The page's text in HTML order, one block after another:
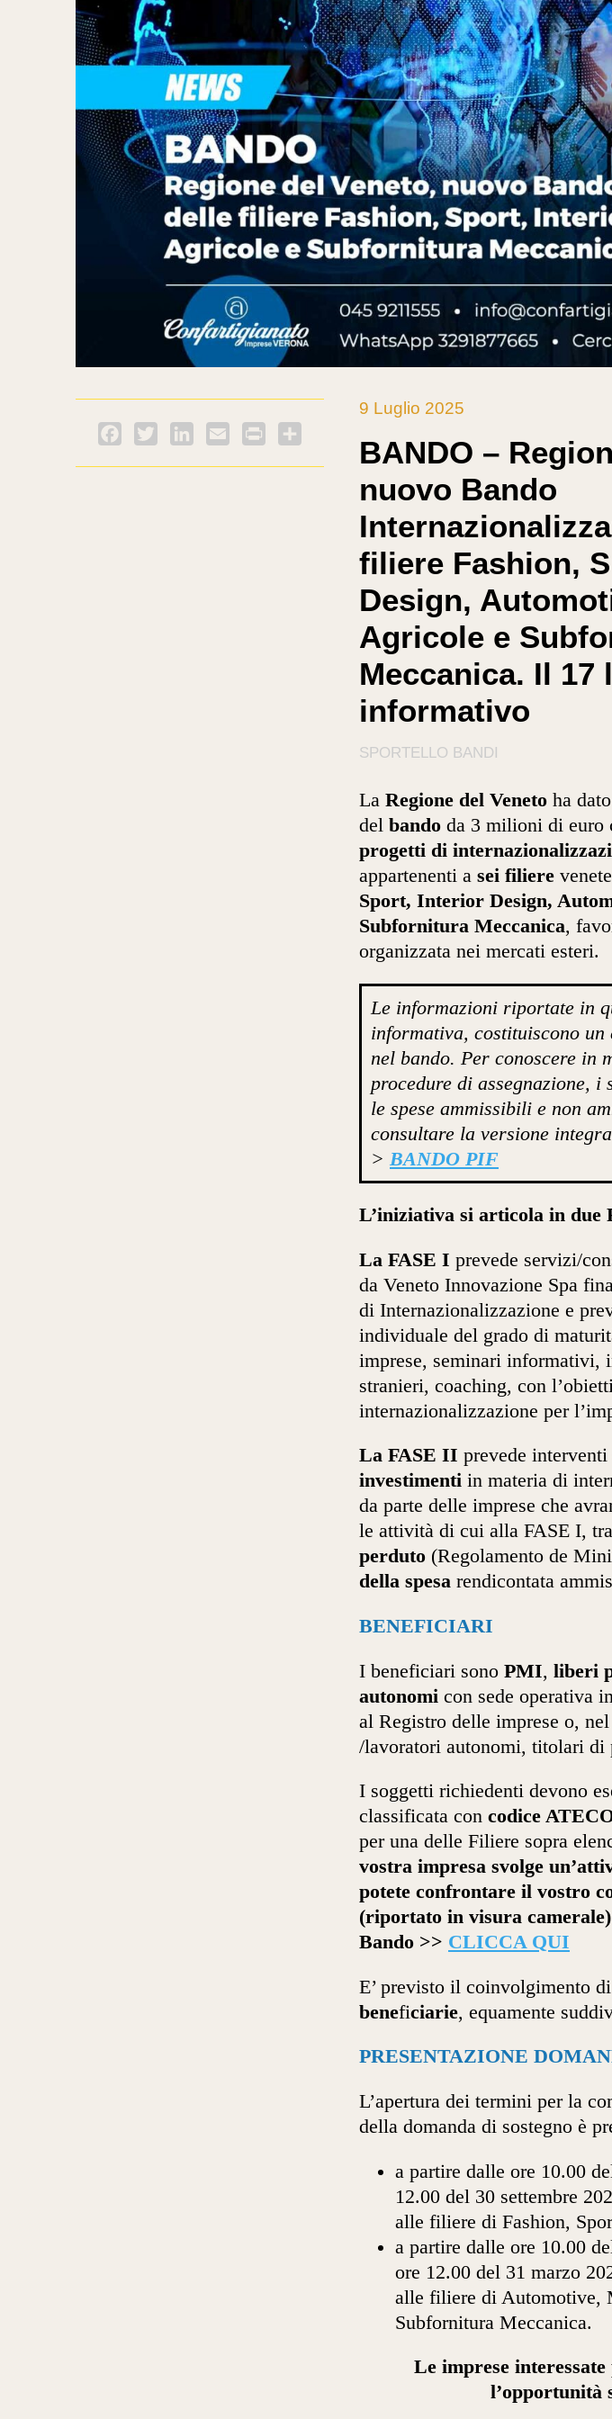
Facebook
Twitter LinkedInEmail PrintFriendly
9 Luglio 2025
BANDO –
nuovo Bando
filiere Fashion,
Design,
Agricole e
Meccanica. Il
informativo
SPORTELLO BANDI
La Regione del Veneto ha
del bando da 3 milioni di euro
progetti di
appartenenti a sei filiere
Sport, Interior Design,
Subfornitura Meccanica,
organizzata nei mercati esteri.
Le informazioni riportate in
informativa, costituiscono
nel bando. Per conoscere in
procedure di assegnazione, i
le spese ammissibili e non
consultare la versione
> BANDO PIF
L’iniziativa si articola in due
La FASE I prevede servizi/
da Veneto Innovazione Spa
di Internazionalizzazione e
individuale del grado di
imprese, seminari informativi,
stranieri, coaching, con
internazionalizzazione per
La FASE II prevede
investimenti in materia di
da parte delle imprese che
le attività di cui alla FASE I,
perduto (Regolamento de
della spesa rendicontata
BENEFICIARI
I beneficiari sono PMI, liberi
autonomi con sede operativa
al Registro delle imprese o,
/lavoratori autonomi, titolari di
I soggetti richiedenti devono
classificata con codice
per una delle Filiere sopra
vostra impresa svolge
potete confrontare il vostro
(riportato in visura
Bando >> CLICCA QUI
E’ previsto il coinvolgimento di
beneficiarie, equamente
PRESENTAZIONE
L’apertura dei termini per la
della domanda di sostegno è
a partire dalle ore 10.00
12.00 del 30 settembre
alle filiere di Fashion,
a partire dalle ore 10.00
ore 12.00 del 31 marzo
alle filiere di Automotive,
Subfornitura Meccanica.
Le imprese
l’opportunità